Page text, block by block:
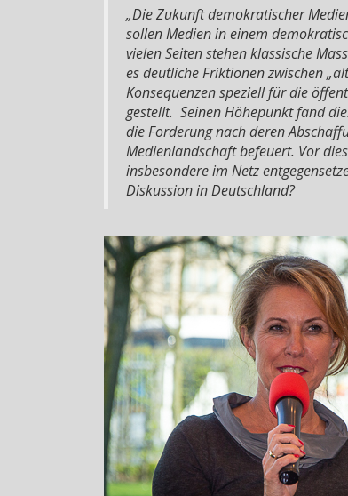
„Die Zukunft demokratischer
sollen Medien in einem
vielen Seiten stehen klassische
es deutliche Friktionen zwischen
Konsequenzen speziell für die
gestellt. Seinen Höhepunkt fand
die Forderung nach deren
Medienlandschaft befeuert. Vor
insbesondere im Netz
Diskussion in Deutschland?